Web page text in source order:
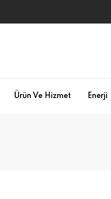
Ürün Ve Hizmet Enerji